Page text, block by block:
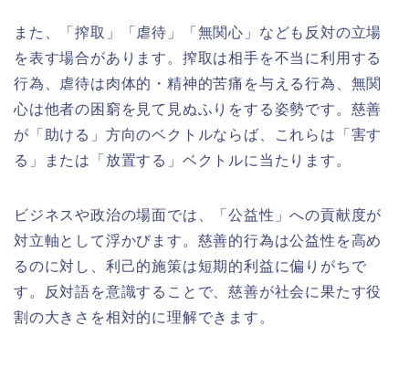
また、「搾取」「虐待」「無関心」なども反対の立場
を表す場合があります。搾取は相手を不当に利用する
行為、虐待は肉体的・精神的苦痛を与える行為、無関
心は他者の困窮を見て見ぬふりをする姿勢です。慈善
が「助ける」方向のベクトルならば、これらは「害す
る」または「放置する」ベクトルに当たります。
ビジネスや政治の場面では、「公益性」への貢献度が
対立軸として浮かびます。慈善的行為は公益性を高め
るのに対し、利己的施策は短期的利益に偏りがちで
す。反対語を意識することで、慈善が社会に果たす役
割の大きさを相対的に理解できます。